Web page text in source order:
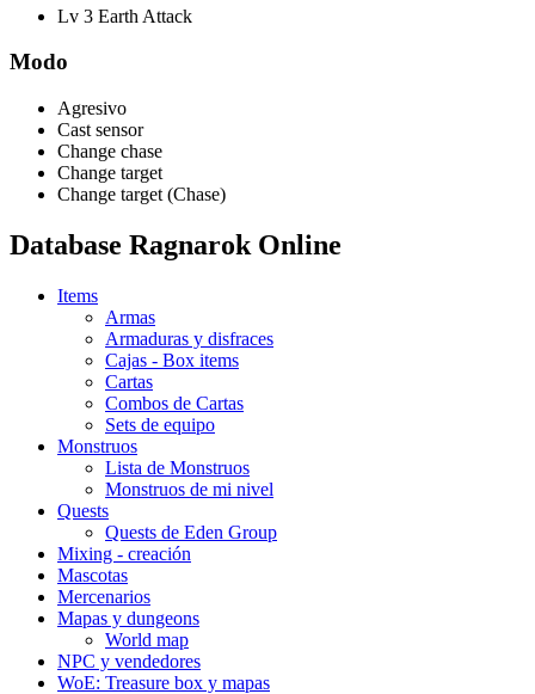
Lv 3 Earth Attack
Modo
Agresivo
Cast sensor
Change chase
Change target
Change target (Chase)
Database Ragnarok Online
Items
Armas
Armaduras y disfraces
Cajas - Box items
Cartas
Combos de Cartas
Sets de equipo
Monstruos
Lista de Monstruos
Monstruos de mi nivel
Quests
Quests de Eden Group
Mixing - creación
Mascotas
Mercenarios
Mapas y dungeons
World map
NPC y vendedores
WoE: Treasure box y mapas